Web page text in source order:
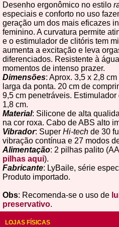
Desenho ergonômico no estilo
especiais e conforto no uso
geração um dos mais eficazes
feminino. A curvatura permite
e o estimulador de clitóris tem
aumenta a excitação e leva
diferenciados. Resistente à
momentos de intenso prazer.
Dimensões: Aprox. 3,5 x 2,8
larga da ponta. 20 cm de
9,5 cm penetráveis.
1,8 cm.
Material: Silicone de alta
na cor roxa. Cabo de ABS alto
Vibrador: Super Hi-tech de 30
vibração contínua e 27 modos
Alimentação: 2 pilhas palito
pilhas aqui).
Fabricante: LyBaile, série
Produto importado.
Obs: Recomenda-se o uso de
preservativo.
LOJAS FÍSICAS